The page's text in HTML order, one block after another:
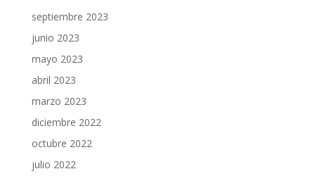
septiembre 2023
junio 2023
mayo 2023
abril 2023
marzo 2023
diciembre 2022
octubre 2022
julio 2022